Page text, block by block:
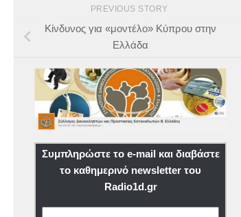
PREVIOUS STORY
Κίνδυνος για «μοντέλο» Κύπρου στην
Ελλάδα
Συμπληρώστε το e-mail και διαβάστε
το καθημερινό newsletter του
Radio1d.gr